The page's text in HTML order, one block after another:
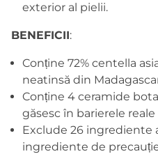
exterior al pielii.
BENEFICII:
Conține 72% centella
neatinsă din
Conține 4 ceramide
găsesc în barierele reale
Exclude 26 ingrediente
ingrediente de